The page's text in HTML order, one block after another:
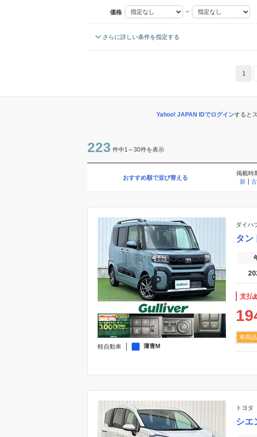
価格 ～
ボディタイプ
エンジン種別
キーレスエントリー スマー
Wエアコン ディス
安全性能
ABS 衝突被
障害物センサー
フロントカメラ サイド
フルフラットシート 3列シ
本革シート ベンチ
環境整備 アイドリングストップ エコカ
その他
未登録車
さらに詳しい条件を指定する
1
Yahoo! JAPAN IDでログインすると
223 件中1～30件を表示
おすすめ順で並び替える
掲載時
新
古
軽自動車 薄青M
ダイハ
タ
支払
車両
トヨタ
シ